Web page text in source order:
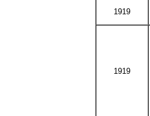
1919
1919